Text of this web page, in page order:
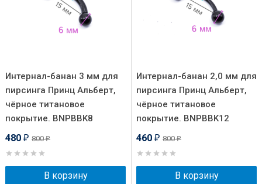
Интернал-банан 3 мм для
пирсинга Принц Альберт,
чёрное титановое
покрытие. BNPBBK8
480 ₽ 800₽
В корзину
Интернал-банан 2,0 мм для
пирсинга Принц Альберт,
чёрное титановое
покрытие. BNPBBK12
460 ₽ 800₽
В корзину